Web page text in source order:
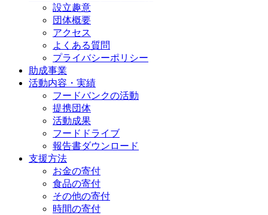
設立趣意
団体概要
アクセス
よくある質問
プライバシーポリシー
助成事業
活動内容・実績
フードバンクの活動
提携団体
活動成果
フードドライブ
報告書ダウンロード
支援方法
お金の寄付
食品の寄付
その他の寄付
時間の寄付